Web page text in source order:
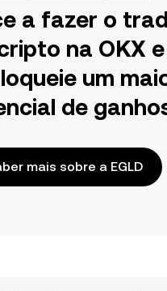
a fazer o
na OKX e
um
de
mais sobre a EGLD